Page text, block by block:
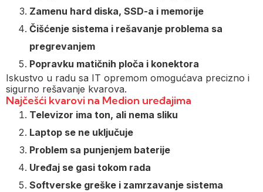
Zamenu hard diska, SSD-a i memorije
Čišćenje sistema i rešavanje problema sa
pregrevanjem
Popravku matičnih ploča i konektora
Iskustvo u radu sa IT opremom omogućava precizno i
sigurno rešavanje kvarova.
Najčešći kvarovi na Medion uređajima
Televizor ima ton, ali nema sliku
Laptop se ne uključuje
Problem sa punjenjem baterije
Uređaj se gasi tokom rada
Softverske greške i zamrzavanje sistema